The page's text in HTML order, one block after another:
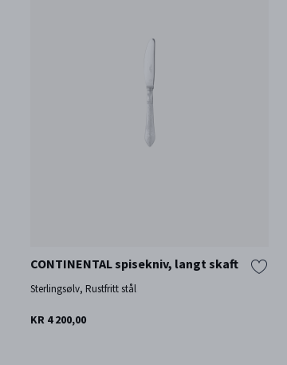
CONTINENTAL spisekniv, langt skaft
Sterlingsølv, Rustfritt stål
KR 4 200,00